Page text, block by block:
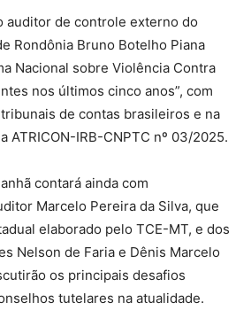
auditor de controle externo do
Rondônia Bruno Botelho Piana
Nacional sobre Violência Contra
nos últimos cinco anos”, com
de contas brasileiros e na
ATRICON-IRB-CNPTC nº 03/2025.
contará ainda com
Marcelo Pereira da Silva, que
elaborado pelo TCE-MT, e dos
Nelson de Faria e Dênis Marcelo
os principais desafios
tutelares na atualidade.